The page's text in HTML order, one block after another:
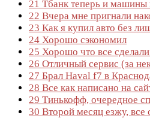
21 Тбанк теперь и машины
22 Вчера мне пригнали
23 Как я купил авто без
24 Хорошо сэкономил
25 Хорошо что все
26 Отличный сервис (за
27 Брал Haval f7 в
28 Все как написано на
29 Тинькофф, очередное
30 Второй месяц езжу, все